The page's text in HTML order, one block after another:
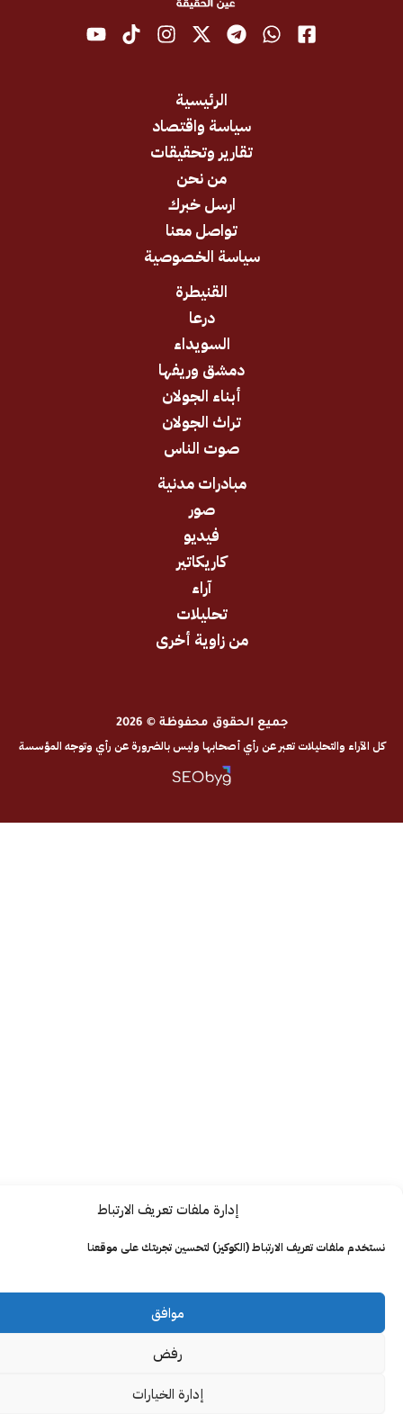
إدارة ملفات تعريف الارتباط
تعريف الارتباط (الكوكيز) لتحسين تجربتك على موقعنا
إدارة الخيارات
سياسة واقتصاد
تقارير وتحقيقات
ارسل خبرك
تواصل معنا
سياسة الخصوصية
دمشق وريفها
أبناء الجولان
تراث الجولان
صوت الناس
مبادرات مدنية
من زاوية أخرى
جميع الحقوق محفوظة © 2026
تعبر عن رأي أصحابها وليس بالضرورة عن رأي وتوجه المؤسسة